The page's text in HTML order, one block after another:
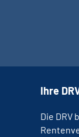
Ihre
Die DRV